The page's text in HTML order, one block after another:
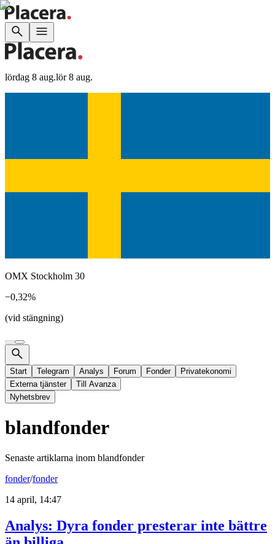
lördag 8 aug.lör 8 aug.
OMX Stockholm 30
−0,32%
(vid stängning)
Start Telegram Analys Forum Fonder
Privatekonomi
Externa tjänster
Till Avanza
Nyhetsbrev
blandfonder
Senaste artiklarna inom blandfonder
fonder/fonder
14 april, 14:47
Analys: Dyra fonder presterar inte bättre